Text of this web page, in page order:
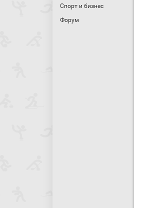
Спорт и бизнес
Форум